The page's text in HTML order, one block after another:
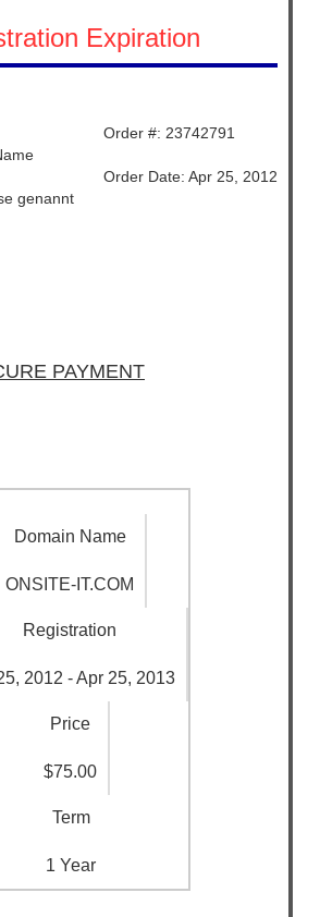
Expiration
Order #: 23742791
Order Date: Apr 25, 2012
genannt
PAYMENT
Domain Name
ONSITE-IT.COM
Registration
2012 - Apr 25, 2013
Price
$75.00
Term
1 Year